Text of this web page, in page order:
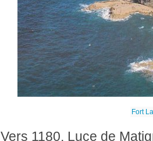
Fort
Vers 1180, Luce de